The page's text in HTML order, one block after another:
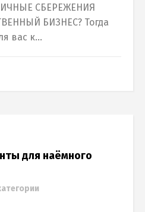
СБЕРЕЖЕНИЯ
БИЗНЕС? Тогда
вас к...
для наёмного